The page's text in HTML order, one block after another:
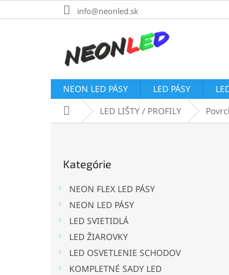
na
info@neonled.sk
NEON LED PÁSY LED PÁSY
DomovLED LIŠTY / PROFILY
kategórie
Kategórie
NEON FLEX LED PÁSY
NEON LED PÁSY
LED SVIETIDLÁ
LED ŽIAROVKY
LED OSVETLENIE SCHODOV
KOMPLETNÉ SADY LED